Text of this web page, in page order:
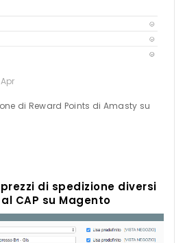
di Reward Points di Amasty su
di spedizione diversi
CAP su Magento